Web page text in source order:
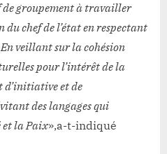
de groupement à travailler
chef de l’état en respectant
veillant sur la cohésion
pour l’intérêt de la
d’initiative et de
des langages qui
et la Paix»,a-t-indiqué